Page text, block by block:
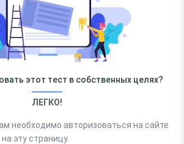
этот тест в собственных целях?
ЛЕГКО!
необходимо авторизоваться на сайте
эту страницу.